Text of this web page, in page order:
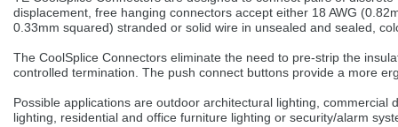
selected one. This website is also available in German. Would you like to
switch to the German version?
angezeigte bevorzugt. Diese Webseite ist auch auf Deutsch verfügbar.
Möchten Sie zur Deutschen Version wechseln?
displacement, free hanging connectors accept either 18 AWG
0.33mm squared) stranded or solid wire in unsealed and sealed,
The CoolSplice Connectors eliminate the need to pre-strip the
controlled termination. The push connect buttons provide a more
Possible applications are outdoor architectural lighting, commercial
lighting, residential and office furniture lighting or security/alarm